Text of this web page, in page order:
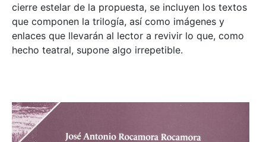
cierre estelar de la propuesta, se incluyen los textos
que componen la trilogía, así como imágenes y
enlaces que llevarán al lector a revivir lo que, como
hecho teatral, supone algo irrepetible.